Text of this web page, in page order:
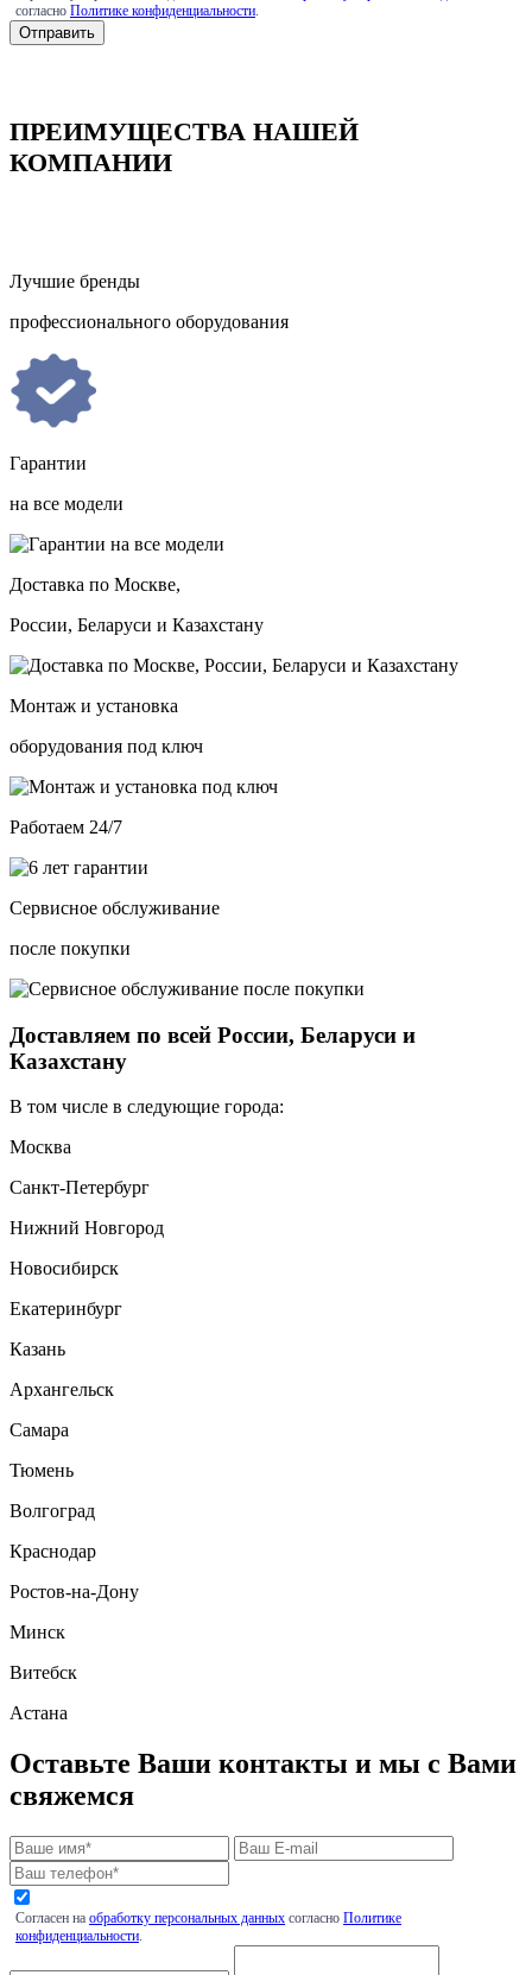
согласно Политике конфиденциальности
ПРЕИМУЩЕСТВА НАШЕЙ
КОМПАНИИ
Лучшие бренды
профессионального оборудования
Гарантии
на все модели
Доставка по Москве,
России, Беларуси и Казахстану
Монтаж и установка
оборудования под ключ
Работаем 24/7
Сервисное обслуживание
после покупки
Доставляем по всей России, Беларуси и
Казахстану
В том числе в следующие города:
Москва
Санкт-Петербург
Нижний Новгород
Новосибирск
Екатеринбург
Казань
Архангельск
Самара
Тюмень
Волгоград
Краснодар
Ростов-на-Дону
Минск
Витебск
Астана
Оставьте Ваши контакты и мы с Вами
свяжемся
Согласен на обработку персональных данных согласно Политике
конфиденциальности.